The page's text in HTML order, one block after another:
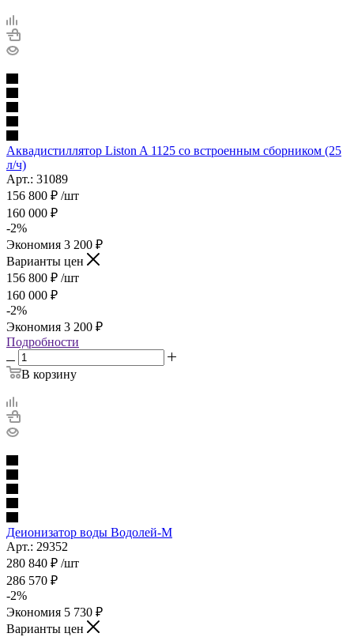
Аквадистиллятор Liston A 1125 со встроенным сборником (25
л/ч)
Арт.: 31089
156 800 ₽ /шт
160 000 ₽
-2%
Экономия 3 200 ₽
Варианты цен
156 800 ₽ /шт
160 000 ₽
-2%
Экономия 3 200 ₽
Подробности
В корзину
Деионизатор воды Водолей-М
Арт.: 29352
280 840 ₽ /шт
286 570 ₽
-2%
Экономия 5 730 ₽
Варианты цен